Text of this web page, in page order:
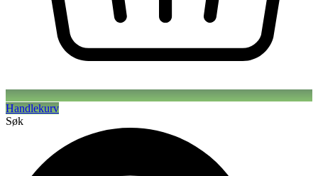
Handlekurv
Søk